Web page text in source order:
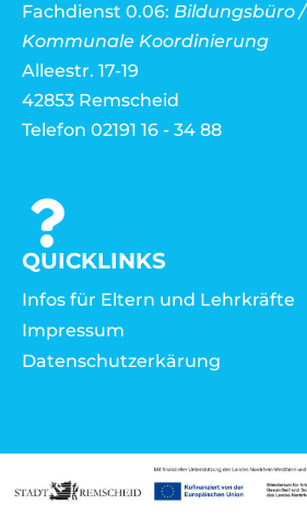
Fachdienst 0.06: Bildungsbüro /
Kommunale Koordinierung
Alleestr. 17-19
42853 Remscheid
Telefon 02191 16 - 34 88
QUICKLINKS
Infos für Eltern und Lehrkräfte
Impressum
Datenschutzerkärung